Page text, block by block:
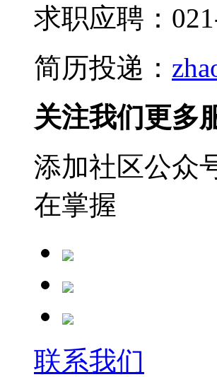
求职应聘：
简历投递：
关注我们更多
添加社区公众
在掌握
联系我们